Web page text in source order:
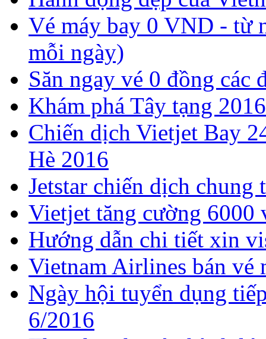
Vé máy bay 0 VND - từ
mỗi ngày)
Săn ngay vé 0 đồng
Khám phá Tây tạng 2016
Chiến dịch Vietjet Bay
Hè 2016
Jetstar chiến dịch chung
Vietjet tăng cường 6000
Hướng dẫn chi tiết xin
Vietnam Airlines bán vé
Ngày hội tuyển dụng
6/2016